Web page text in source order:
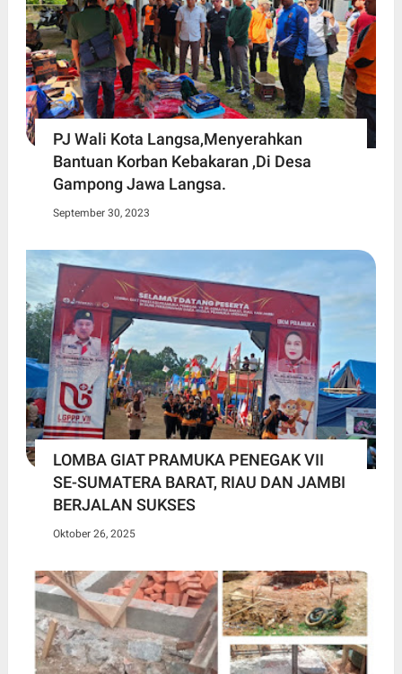
PJ Wali Kota Langsa,Menyerahkan
Bantuan Korban Kebakaran ,Di Desa
Gampong Jawa Langsa.
September 30, 2023
LOMBA GIAT PRAMUKA PENEGAK VII
SE-SUMATERA BARAT, RIAU DAN JAMBI
BERJALAN SUKSES
Oktober 26, 2025